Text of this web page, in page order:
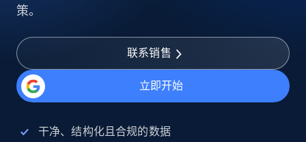
策。
联系销售
立即开始
干净、结构化且合规的数据